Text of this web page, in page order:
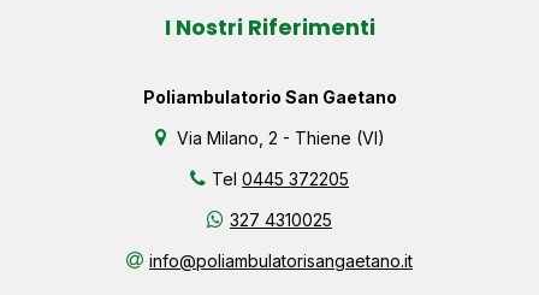
I Nostri Riferimenti
Poliambulatorio San Gaetano
Via Milano, 2 - Thiene (VI)
Tel 0445 372205
327 4310025
info@poliambulatorisangaetano.it